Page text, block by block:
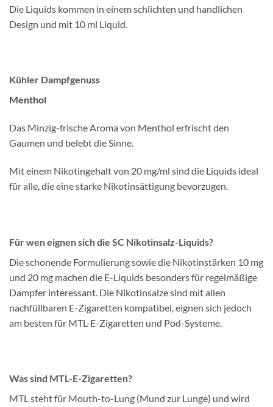
Die Liquids kommen in einem schlichten und handlichen
Design und mit 10 ml Liquid.
Kühler Dampfgenuss
Menthol
Das Minzig-frische Aroma von Menthol erfrischt den
Gaumen und belebt die Sinne.
Mit einem Nikotingehalt von 20 mg/ml sind die Liquids ideal
für alle, die eine starke Nikotinsättigung bevorzugen.
Für wen eignen sich die SC Nikotinsalz-Liquids?
Die schonende Formulierung sowie die Nikotinstärken 10 mg
und 20 mg machen die E-Liquids besonders für regelmäßige
Dampfer interessant. Die Nikotinsalze sind mit allen
nachfüllbaren E-Zigaretten kompatibel, eignen sich jedoch
am besten für MTL-E-Zigaretten und Pod-Systeme.
Was sind MTL-E-Zigaretten?
MTL steht für Mouth-to-Lung (Mund zur Lunge) und wird